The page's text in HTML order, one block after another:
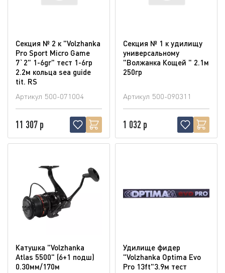
Секция № 2 к "Volzhanka
Pro Sport Micro Game
7`2" 1-6gr" тест 1-6гр
2.2м кольца sea guide
tit. RS
Артикул 500-071004
11 307 р
Секция № 1 к удилищу
универсальному
"Волжанка Кощей " 2.1м
250гр
Артикул 500-090311
1 032 р
Катушка "Volzhanka
Atlas 5500" (6+1 подш)
0.30мм/170м
Удилище фидер
"Volzhanka Optima Evo
Pro 13ft"3.9м тест